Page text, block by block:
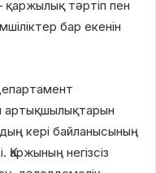
қаржылық тәртіп пен
бар екенін
артықшылықтарын
кері байланысының
Қаржының негізсіз